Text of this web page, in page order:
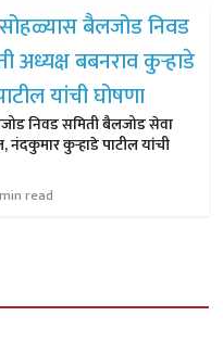
निवड समिती बैलजोड सेवा
नंदकुमार कुऱ्हाडे पाटील यांची
read